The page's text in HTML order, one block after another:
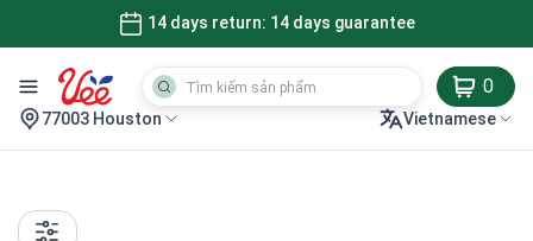
14 days return: 14 days guarantee
0
77003 Houston Vietnamese